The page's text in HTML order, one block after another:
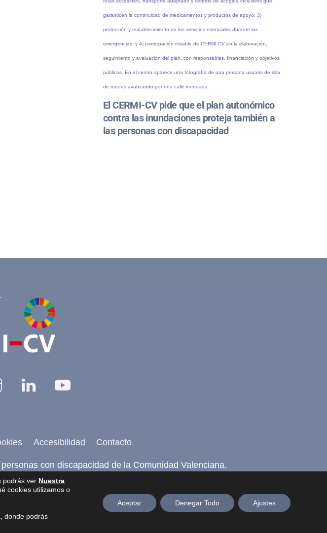
El CERMI-CV pide que el plan autonómico
contra las inundaciones proteja también a
las personas con discapacidad
Instagram Linkedin
Accesibilidad Contacto
con discapacidad de la Comunidad Valenciana.
deNefergalia, SL
podrás ver Nuestra
cookies utilizamos o
donde podrás
Aceptar Denegar Todo Ajustes